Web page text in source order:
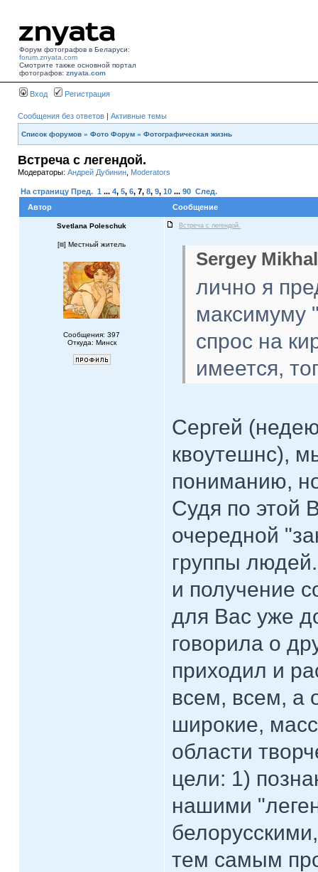
Форум фотографов в Беларуси:
forum.znyata.com
Смотрите также основной портал
фотографов: znyata.com
Вход Регистрация
Сообщения без ответов | Активные темы
Список форумов » Фото Форум » Фотографическая жизнь
Встреча с легендой.
Модераторы: Андрей Дубинин Moderators
На страницу Пред. 1 ... 4, 5, 6, 7, 8, 9, 10 ... 90 След.
Автор
Сообщение
Svetlana Poleschuk Встреча с легендой.
[ ] Местный житель
Сообщения: 397
Откуда: Минск
Sergey
лично я
максимуму
спрос на
имеется,
Сергей
квоутешнс),
пониманию,
Судя по этой
очередной
группы
и получение
для Вас уже
говорила о
приходил и
всем, всем, а
широкие,
области
цели: 1)
нашими
тем самым